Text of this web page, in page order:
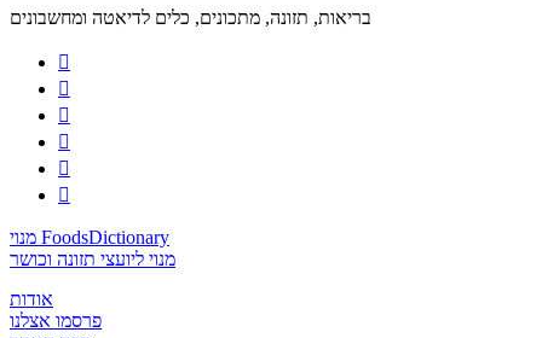
בריאות, תזונה, מתכונים, כלים לדיאטה ומחשבונים






מנוי FoodsDictionary
מנוי ליועצי תזונה וכושר
אודות
פרסמו אצלנו